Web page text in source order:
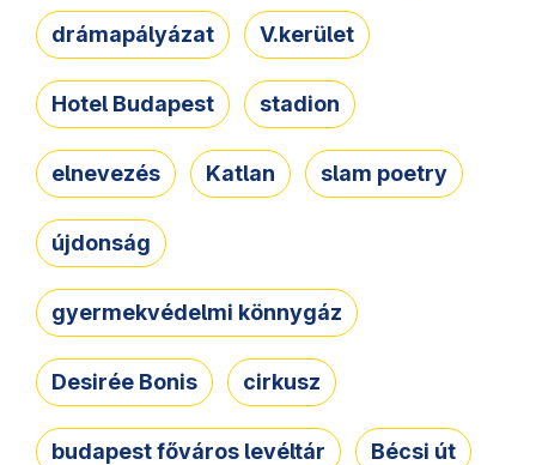
drámapályázat V.kerület
Hotel Budapest stadion
elnevezés Katlan slam poetry
újdonság
gyermekvédelmi könnygáz
Desirée Bonis cirkusz
budapest főváros levéltár Bécsi út